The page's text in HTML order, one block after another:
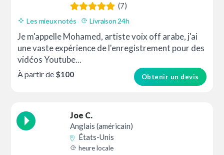
(7)
Les mieux notés Livraison 24h
Je m'appelle Mohamed, artiste voix off arabe, j'ai
une vaste expérience de l'enregistrement pour des
vidéos Youtube...
Obtenir un devis
À partir de $100
Joe C.
Anglais (américain)
États-Unis
heure locale